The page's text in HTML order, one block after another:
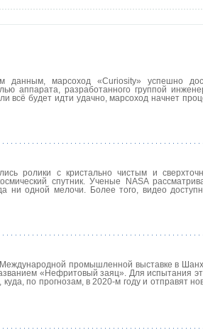
данным, марсоход «Curiosity» успешно
аппарата, разработанного группой
всё будет идти удачно, марсоход начнет
ролики с кристально чистым и
спутник. Ученые NASA
ни одной мелочи. Более того, видео
промышленной выставке в
«Нефритовый заяц». Для испытания
по прогнозам, в 2020-м году и отправят